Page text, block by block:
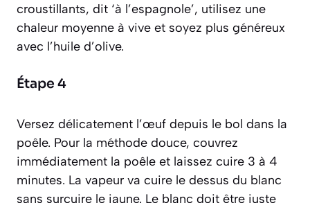
croustillants, dit ‘à l’espagnole’, utilisez une
chaleur moyenne à vive et soyez plus généreux
avec l’huile d’olive.
Étape 4
Versez délicatement l’œuf depuis le bol dans la
poêle. Pour la méthode douce, couvrez
immédiatement la poêle et laissez cuire 3 à 4
minutes. La vapeur va cuire le dessus du blanc
sans surcuire le jaune. Le blanc doit être juste